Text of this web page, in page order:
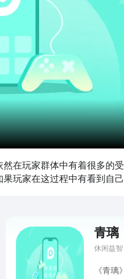
在玩家群体中有着很多的
玩家在这过程中有看到自
青璃
休闲益智
《青